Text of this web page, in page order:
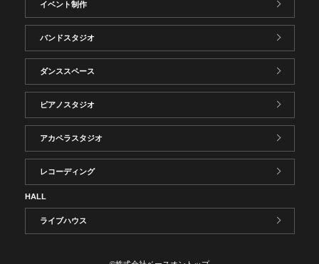
イベント制作
バンドスタジオ
ダンススペース
ピアノスタジオ
アカペラスタジオ
レコーディング
HALL
ライブハウス